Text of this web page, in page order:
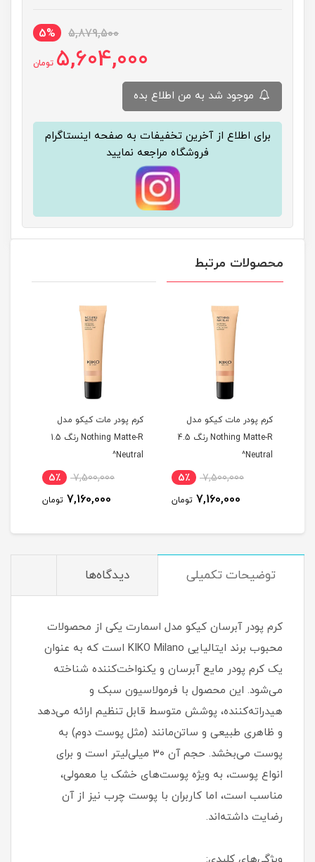
5,879,500
5%
5,604,000 تومان
برای اطلاع از آخرین تخفیفات به صفحه اینستاگرام
فروشگاه مراجعه نمایید
محصولات مرتبط
کرم پودر مات کیکو مدل
Nothing Matte-R رنگ 4.5
Neutral^
7,500,000 5٪
7,160,000 تومان
کرم پودر مات کیکو مدل
Nothing Matte-R رنگ 1.5
Neutral^
7,500,000 5٪
7,160,000 تومان
توضیحات تکمیلی دیدگاه‌ها
کرم پودر آبرسان کیکو مدل اسمارت یکی از محصولات
محبوب برند ایتالیایی KIKO Milano است که به عنوان
یک کرم پودر مایع آبرسان و یکنواخت‌کننده شناخته
می‌شود. این محصول با فرمولاسیون سبک و
هیدراته‌کننده، پوشش متوسط قابل تنظیم ارائه می‌دهد
و ظاهری طبیعی و ساتن‌مانند (مثل پوست دوم) به
پوست می‌بخشد. حجم آن ۳۰ میلی‌لیتر است و برای
انواع پوست، به ویژه پوست‌های خشک یا معمولی،
مناسب است، اما کاربران با پوست چرب نیز از آن
رضایت داشته‌اند.